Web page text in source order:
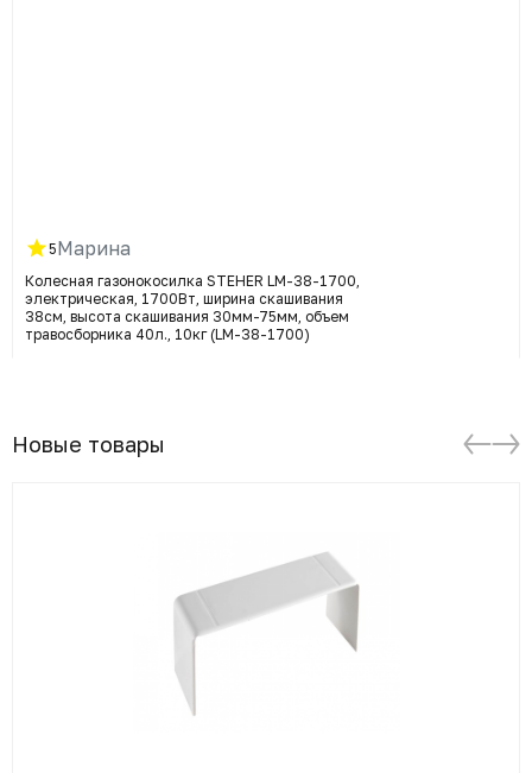
5Марина
Колесная газонокосилка STEHER LM-38-1700,
электрическая, 1700Вт, ширина скашивания
38см, высота скашивания 30мм-75мм, объем
травосборника 40л., 10кг (LM-38-1700)
Новые товары